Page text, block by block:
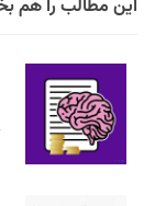
این مطالب را هم
۸